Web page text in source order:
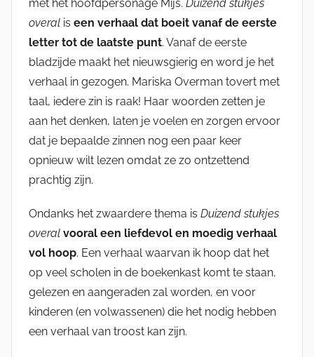
met het hoofdpersonage Mijs. Duizend stukjes
overal is een verhaal dat boeit vanaf de eerste
letter tot de laatste punt. Vanaf de eerste
bladzijde maakt het nieuwsgierig en word je het
verhaal in gezogen. Mariska Overman tovert met
taal, iedere zin is raak! Haar woorden zetten je
aan het denken, laten je voelen en zorgen ervoor
dat je bepaalde zinnen nog een paar keer
opnieuw wilt lezen omdat ze zo ontzettend
prachtig zijn.
Ondanks het zwaardere thema is Duizend stukjes
overal vooral een liefdevol en moedig verhaal
vol hoop. Een verhaal waarvan ik hoop dat het
op veel scholen in de boekenkast komt te staan,
gelezen en aangeraden zal worden, en voor
kinderen (en volwassenen) die het nodig hebben
een verhaal van troost kan zijn.